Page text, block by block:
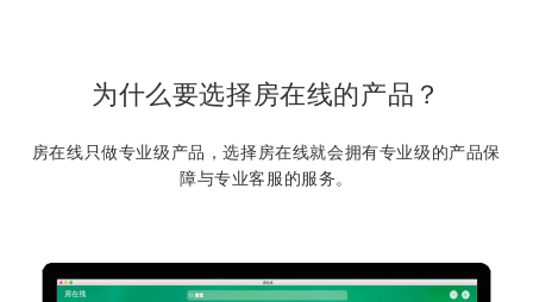
为什么要选择房在线的产品？
房在线只做专业级产品，选择房在线就会拥有专业级的产品保
障与专业客服的服务。